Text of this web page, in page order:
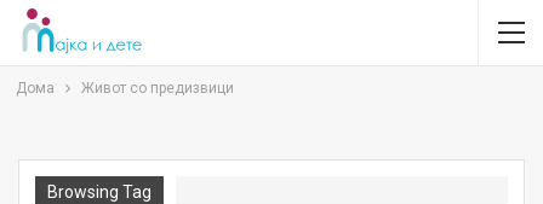
Дома Живот со предизвици
Browsing Tag